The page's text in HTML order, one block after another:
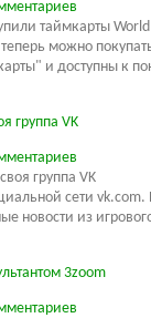
можно
и доступны к
группа VK
сети
новости из
3zoom